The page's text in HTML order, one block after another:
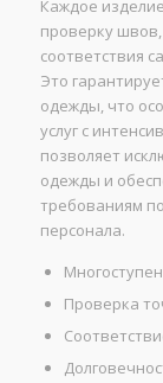
Каждое
проверку
соответствия
Это
одежды, что
услуг с
позволяет
одежды и
требованиям
персонала.
Проверка